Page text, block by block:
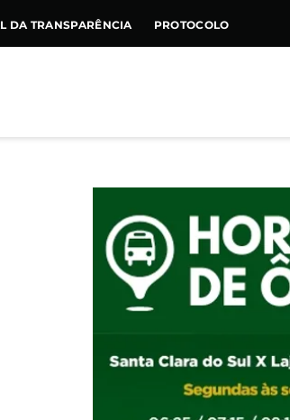
DA TRANSPARÊNCIA PROTOCOLO